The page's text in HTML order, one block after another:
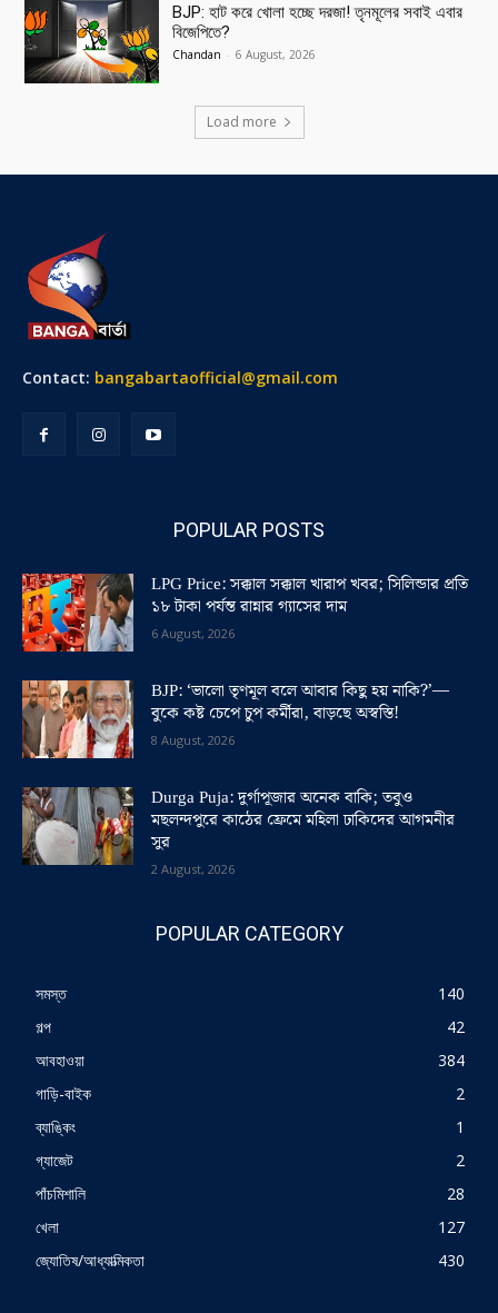
BJP: হাট করে খোলা হচ্ছে দরজা! তৃনমূলের সবাই এবার
বিজেপিতে?
Chandan - 6 August, 2026
Load more
Contact: bangabartaofficial@gmail.com
POPULAR POSTS
LPG Price: সক্কাল সক্কাল খারাপ খবর; সিলিন্ডার প্রতি
১৮ টাকা পর্যন্ত রান্নার গ্যাসের দাম
6 August, 2026
BJP: ‘ভালো তৃণমূল বলে আবার কিছু হয় নাকি?’—
বুকে কষ্ট চেপে চুপ কর্মীরা, বাড়ছে অস্বস্তি!
8 August, 2026
Durga Puja: দুর্গাপূজার অনেক বাকি; তবুও
মছলন্দপুরে কাঠের ফ্রেমে মহিলা ঢাকিদের আগমনীর
সুর
2 August, 2026
POPULAR CATEGORY
সমস্ত
140
গল্প
42
আবহাওয়া
384
গাড়ি-বাইক
2
ব্যাঙ্কিং
1
গ্যাজেট
2
পাঁচমিশালি
28
খেলা
127
জ্যোতিষ/আধ্যাত্মিকতা
430